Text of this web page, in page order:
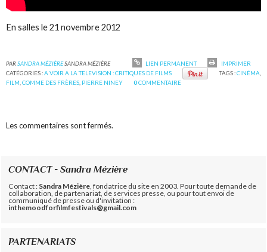
En salles le 21 novembre 2012
PARSANDRA MÉZIÈRESANDRA MÉZIÈRE LIEN PERMANENT
IMPRIMER
CATÉGORIES :A VOIR A LA TELEVISION : CRITIQUES DE FILMS TAGS :CINÉMA
FILM ,COMME DES FRÈRES PIERRE NINEY 0COMMENTAIRE
Les commentaires sont fermés.
CONTACT - Sandra Mézière
Contact : Sandra Mézière , fondatrice du site en 2003. Pour toute demande de
collaboration, de partenariat, de services presse, ou pour tout envoi de
communiqué de presse ou d'invitation :
inthemoodforfilmfestivals@gmail.com
PARTENARIATS